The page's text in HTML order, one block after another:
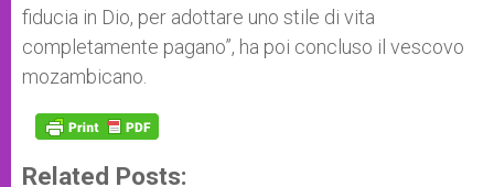
fiducia in Dio, per adottare uno stile di vita
completamente pagano”, ha poi concluso il vescovo
mozambicano.
Related Posts: